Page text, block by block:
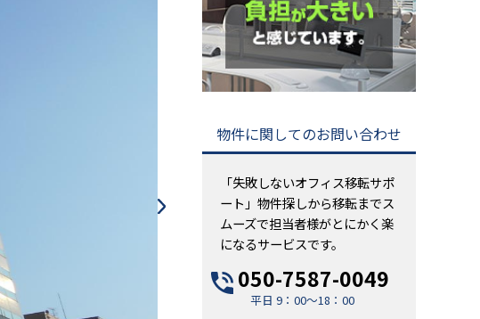
物件に関してのお問い合わせ
「失敗しないオフィス移転サポ
ート」物件探しから移転までス
ムーズで担当者様がとにかく楽
になるサービスです。
050-7587-0049
平日 9：00～18：00